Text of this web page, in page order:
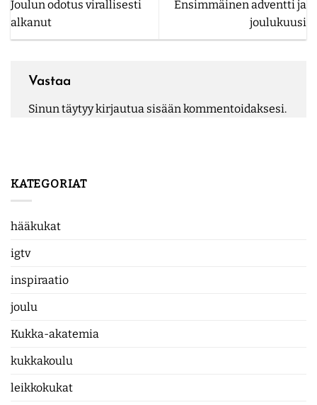
KATEGORIAT
hääkukat
igtv
inspiraatio
joulu
Kukka-akatemia
kukkakoulu
leikkokukat
Joulun odotus virallisesti
alkanut
Ensimmäinen adventti ja
joulukuusi
Vastaa
Sinun täytyykirjautua sisäänkommentoidaksesi.